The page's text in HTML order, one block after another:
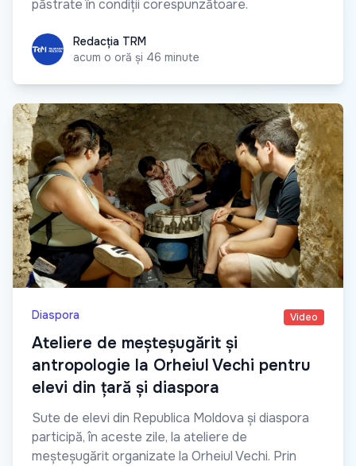
păstrate în condiții corespunzătoare.
Redacția TRM
Redacția TRM
acum o oră și 46 minute
Diaspora Video
Ateliere de meșteșugărit și
antropologie la Orheiul Vechi pentru
elevi din țară și diaspora
Sute de elevi din Republica Moldova și diaspora
participă, în aceste zile, la ateliere de
meșteșugărit organizate la Orheiul Vechi. Prin